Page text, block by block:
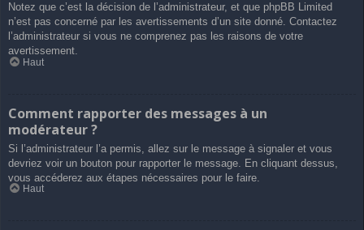
Notez que c’est la décision de l’administrateur, et que phpBB Limited
n’est pas concerné par les avertissements d’un site donné. Contactez
l’administrateur si vous ne comprenez pas les raisons de votre
avertissement.
Haut
Comment rapporter des messages à un
modérateur ?
Si l’administrateur l’a permis, allez sur le message à signaler et vous
devriez voir un bouton pour rapporter le message. En cliquant dessus,
vous accéderez aux étapes nécessaires pour le faire.
Haut